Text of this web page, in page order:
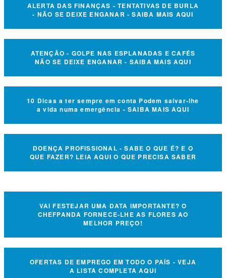
ALERTA DAS FINANÇAS - TENTATIVAS DE BURLA
- NÃO SE DEIXE ENGANAR - SAIBA MAIS AQUI
ATENÇÃO - GOLPE NAS ESPLANADAS E CAFÉS
NÃO SE DEIXE ENGANAR - SAIBA MAIS AQUI
10 Dicas a ter sempre em conta Podem salvar-lhe
a vida numa emergência - SAIBA MAIS AQUI
DOENÇA PROFISSIONAL - SABE O QUE É? E O
QUE FAZER? LEIA AQUI O QUE PRECISA SABER
VAI FESTEJAR UMA DATA IMPORTANTE? O
CHEFPANDA FORNECE-LHE AS FLORES AO
MELHOR PREÇO!
OFERTAS DE EMPREGO EM TODO O PAÍS - VEJA
A LISTA COMPLETA AQUI